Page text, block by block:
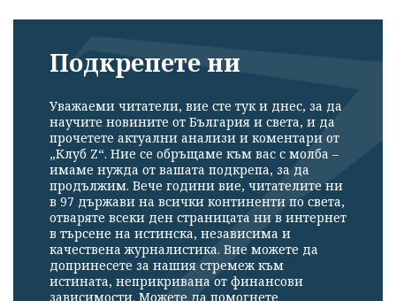
Подкрепете ни
Уважаеми читатели, вие сте тук и днес, за да
научите новините от България и света, и да
прочетете актуални анализи и коментари от
„Клуб Z“. Ние се обръщаме към вас с молба –
имаме нужда от вашата подкрепа, за да
продължим. Вече години вие, читателите ни
в 97 държави на всички континенти по света,
отваряте всеки ден страницата ни в интернет
в търсене на истинска, независима и
качествена журналистика. Вие можете да
допринесете за нашия стремеж към
истината, неприкривана от финансови
зависимости. Можете да помогнете